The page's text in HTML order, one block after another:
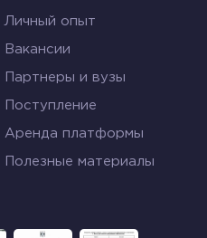
Личный опыт
Вакансии
Партнеры и вузы
Поступление
Аренда платформы
Полезные материалы